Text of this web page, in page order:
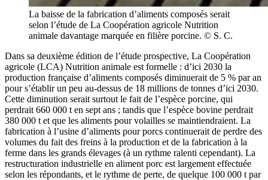
La baisse de la fabrication d’aliments composés serait
selon l’étude de La Coopération agricole Nutrition
animale davantage marquée en filière porcine. © S. C.
Dans sa deuxième édition de l’étude prospective, La Coopération
agricole (LCA) Nutrition animale est formelle : d’ici 2030 la
production française d’aliments composés diminuerait de 5 % par an
pour s’établir un peu au-dessus de 18 millions de tonnes d’ici 2030.
Cette diminution serait surtout le fait de l’espèce porcine, qui
perdrait 660 000 t en sept ans ; tandis que l’espèce bovine perdrait
380 000 t et que les aliments pour volailles se maintiendraient. La
fabrication à l’usine d’aliments pour porcs continuerait de perdre des
volumes du fait des freins à la production et de la fabrication à la
ferme dans les grands élevages (à un rythme ralenti cependant). La
restructuration industrielle en aliment porc est largement effectuée
selon les répondants, et le rythme de perte, de quelque 100 000 t par